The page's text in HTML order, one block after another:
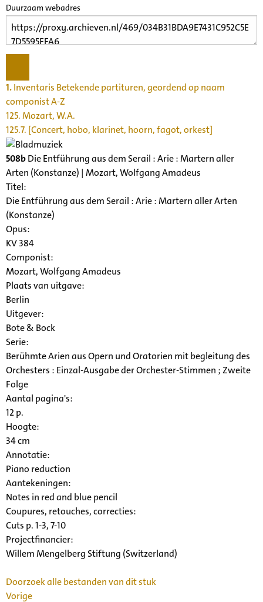
Duurzaam webadres
1.Inventaris Betekende partituren, geordend op naam
componist A-Z
125. Mozart, W.A.
125.7. [Concert, hobo, klarinet, hoorn, fagot, orkest]
508bDie Entführung aus dem Serail : Arie : Martern aller
Arten (Konstanze) | Mozart, Wolfgang Amadeus
Titel:
Die Entführung aus dem Serail : Arie : Martern aller Arten
(Konstanze)
Opus:
KV 384
Componist:
Mozart, Wolfgang Amadeus
Plaats van uitgave:
Berlin
Uitgever:
Bote & Bock
Serie:
Berühmte Arien aus Opern und Oratorien mit begleitung des
Orchesters : Einzal-Ausgabe der Orchester-Stimmen ; Zweite
Folge
Aantal pagina's:
12 p.
Hoogte:
34 cm
Annotatie:
Piano reduction
Aantekeningen:
Notes in red and blue pencil
Coupures, retouches, correcties:
Cuts p. 1-3, 7-10
Projectfinancier:
Willem Mengelberg Stiftung (Switzerland)
Doorzoek alle bestanden van dit stuk
Vorige